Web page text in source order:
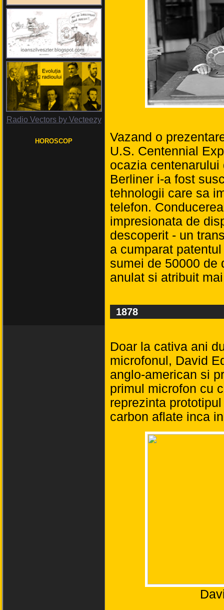
Radio Vectors by Vecteezy
HOROSCOP
Vazand o
U.S. Centennial
ocazia
Berliner i-a fost
tehnologii care sa
telefon.
impresionata de
descoperit - un
a cumparat
sumei de 50000 de
anulat si atribuit
1878
Doar la cativa ani
microfonul, David
anglo-american si
primul microfon cu
reprezinta
carbon aflate inca